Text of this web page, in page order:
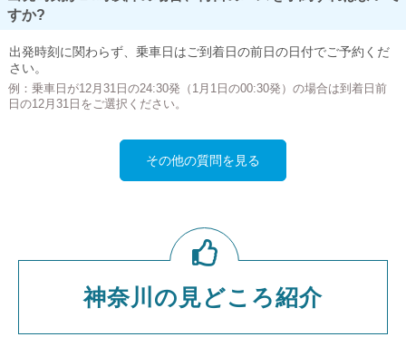
すか?
出発時刻に関わらず、乗車日はご到着日の前日の日付でご予約くだ
さい。
例：乗車日が12月31日の24:30発（1月1日の00:30発）の場合は到着日前
日の12月31日をご選択ください。
その他の質問を見る
神奈川の見どころ紹介